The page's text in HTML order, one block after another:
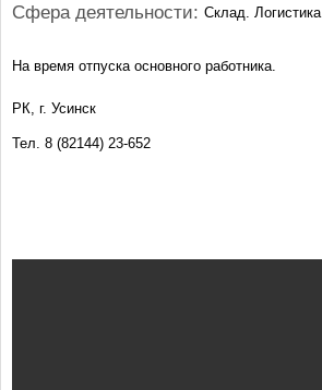
Сфера деятельности: Склад. Логистика
На время отпуска основного работника.
РК, г. Усинск
Тел. 8 (82144) 23-652